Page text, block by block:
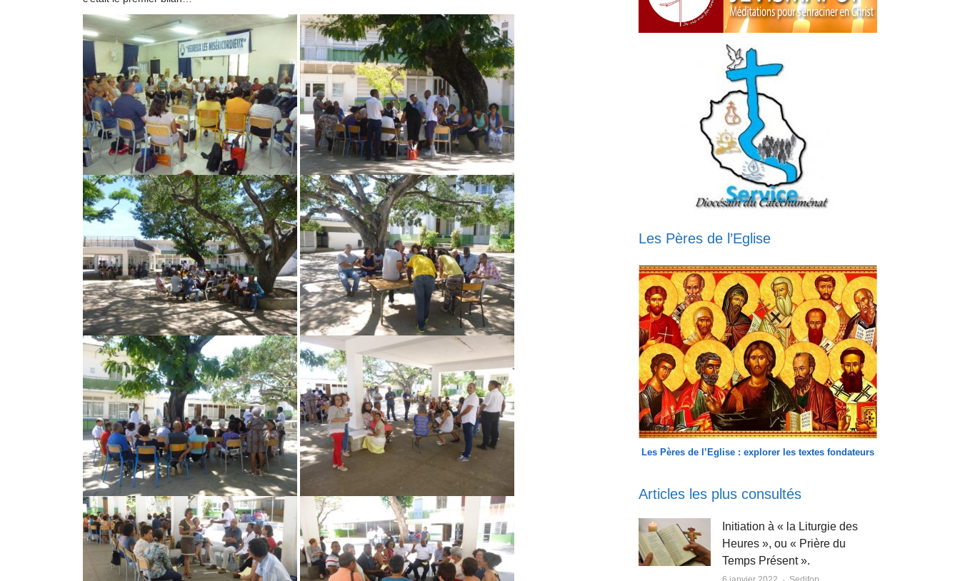
Les Pères de l’Eglise
Les Pères de l’Eglise : explorer les textes fondateurs
Articles les plus consultés
Initiation à « la Liturgie des
Heures », ou « Prière du
Temps Présent ».